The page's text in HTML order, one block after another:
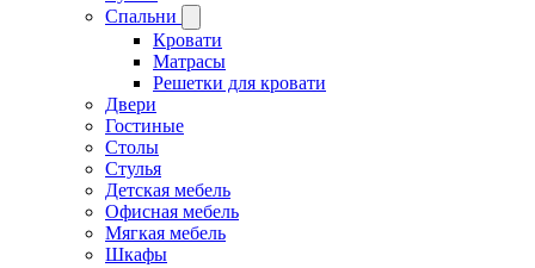
Спальни
Кровати
Матрасы
Решетки для кровати
Двери
Гостиные
Столы
Стулья
Детская мебель
Офисная мебель
Мягкая мебель
Шкафы